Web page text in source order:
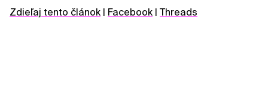
Zdieľaj tento článok Facebook Threads